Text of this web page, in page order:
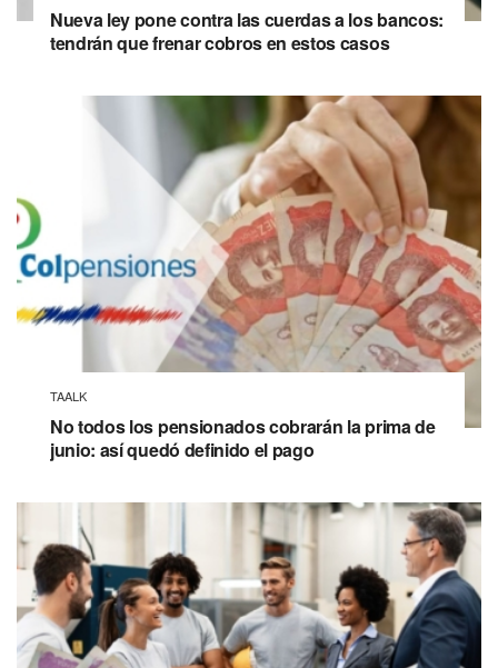
Nueva ley pone contra las cuerdas a los bancos:
tendrán que frenar cobros en estos casos
TAALK
No todos los pensionados cobrarán la prima de
junio: así quedó definido el pago